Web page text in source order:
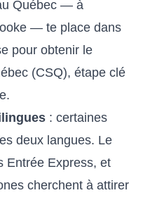
Québec — à
— te place dans
pour obtenir le
(CSQ), étape clé
: certaines
deux langues. Le
Entrée Express, et
cherchent à attirer